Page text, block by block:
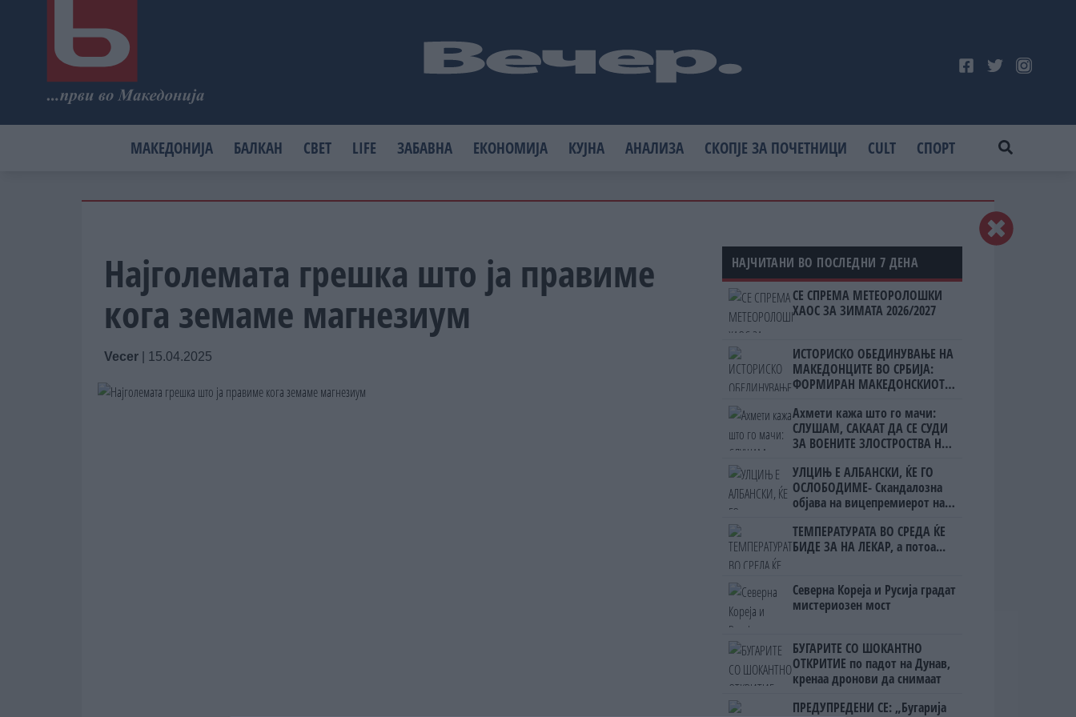
МАКЕДОНИЈА БАЛКАН СВЕТ LIFE ЗАБАВНА ЕКОНОМИЈА КУЈНА АНАЛИЗА СКОПЈЕ ЗА ПОЧЕТНИЦИ CULT СПОРТ
Најголемата грешка што ја правиме
кога земаме магнезиум
Vecer 15.04.2025
НАЈЧИТАНИ ВО ПОСЛЕДНИ 7 ДЕНА
СЕ СПРЕМА МЕТЕОРОЛОШКИ
ХАОС ЗА ЗИМАТА 2026/2027
ИСТОРИСКО ОБЕДИНУВАЊЕ НА
МАКЕДОНЦИТЕ ВО СРБИЈА:
ФОРМИРАН МАКЕДОНСКИОТ
Ахмети кажа што го мачи:
СЛУШАМ, САКААТ ДА СЕ СУДИ
ЗА ВОЕНИТЕ ЗЛОСТРОСТВА НА
УЛЦИЊ Е АЛБАНСКИ, ЌЕ ГО
ОСЛОБОДИМЕ- Скандалозна
објава на вицепремиерот на
ТЕМПЕРАТУРАТА ВО СРЕДА ЌЕ
БИДЕ ЗА НА ЛЕКАР, а потоа...
Северна Кореја и Русија градат
мистериозен мост
БУГАРИТЕ СО ШОКАНТНО
ОТКРИТИЕ по падот на Дунав,
кренаа дронови да снимаат
ПРЕДУПРЕДЕНИ СЕ: „Бугарија